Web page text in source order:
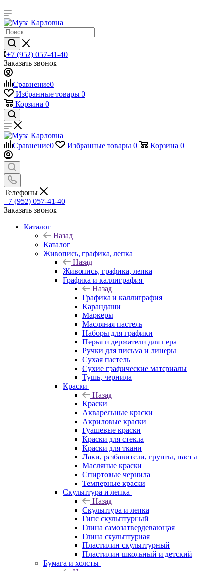
+7 (952) 057-41-40
Заказать звонок
Сравнение0
Избранные товары 0
Корзина 0
Сравнение0 Избранные товары 0 Корзина 0
Телефоны
+7 (952) 057-41-40
Заказать звонок
Каталог
Назад
Каталог
Живопись, графика, лепка
Назад
Живопись, графика, лепка
Графика и каллиграфия
Назад
Графика и каллиграфия
Карандаши
Маркеры
Масляная пастель
Наборы для графики
Перья и держатели для пера
Ручки для письма и линеры
Сухая пастель
Сухие графические материалы
Тушь, чернила
Краски
Назад
Краски
Акварельные краски
Акриловые краски
Гуашевые краски
Краски для стекла
Краски для ткани
Лаки, разбавители, грунты, пасты
Масляные краски
Спиртовые чернила
Темперные краски
Скульптура и лепка
Назад
Скульптура и лепка
Гипс скульптурный
Глина самозатвердевающая
Глина скульптурная
Пластилин скульптурный
Пластилин школьный и детский
Бумага и холсты